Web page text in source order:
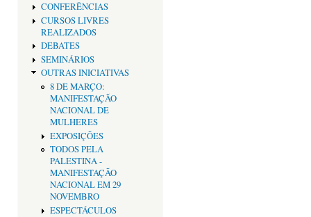
CONFERÊNCIAS
CURSOS LIVRES
REALIZADOS
DEBATES
SEMINÁRIOS
OUTRAS INICIATIVAS
8 DE MARÇO:
MANIFESTAÇÃO
NACIONAL DE
MULHERES
EXPOSIÇÕES
TODOS PELA
PALESTINA -
MANIFESTAÇÃO
NACIONAL EM 29
NOVEMBRO
ESPECTÁCULOS